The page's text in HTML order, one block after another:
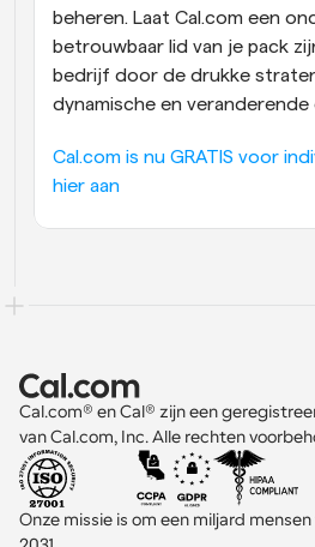
beheren. Laat Cal.com een
betrouwbaar lid van je pack
bedrijf door de drukke
dynamische en
Cal.com is nu GRATIS voor
hier aan
Cal.com® en Cal® zijn een
van Cal.com, Inc. Alle rechten
Onze missie is om een miljard